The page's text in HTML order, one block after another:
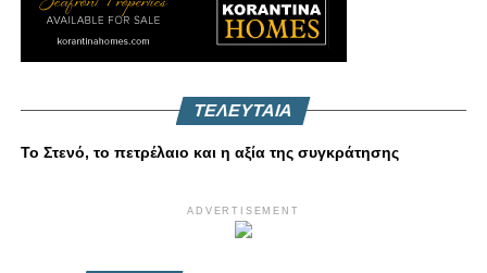
ΤΕΛΕΥΤΑΙΑ
Το Στενό, το πετρέλαιο και η αξία της συγκράτησης
ADVERTISEMENT